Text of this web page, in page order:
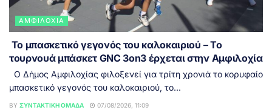
ΑΜΦΙΛΟΧΊΑ
Το μπασκετικό γεγονός του καλοκαιριού – Το
τουρνουά μπάσκετ GNC 3on3 έρχεται στην Αμφιλοχία
Ο Δήμος Αμφιλοχίας φιλοξενεί για τρίτη χρονιά το κορυφαίο
μπασκετικό γεγονός του καλοκαιριού, το...
BY ΣΥΝΤΑΚΤΙΚΉ ΟΜΆΔΑ 07/08/2026, 11:09